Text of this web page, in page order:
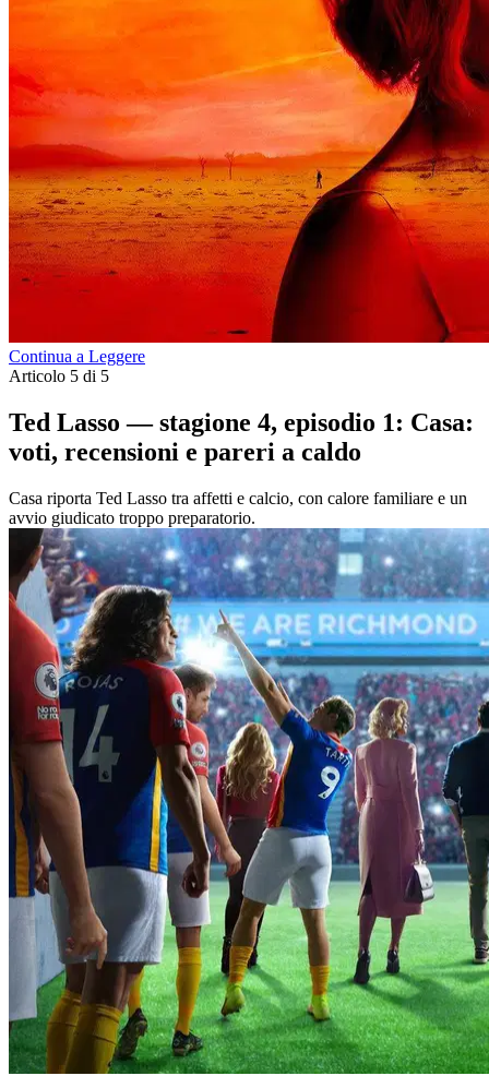
Continua a Leggere
Articolo 5 di 5
Ted Lasso — stagione 4, episodio 1: Casa:
voti, recensioni e pareri a caldo
Casa riporta Ted Lasso tra affetti e calcio, con calore familiare e un
avvio giudicato troppo preparatorio.